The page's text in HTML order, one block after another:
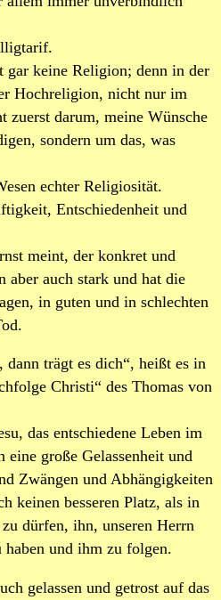
gar keine Religion; denn in der
Hochreligion, nicht nur im
zuerst darum, meine Wünsche
sondern um das, was
echter Religiosität.
Entschiedenheit und
meint, der konkret und
auch stark und hat die
in guten und in schlechten
dann trägt es dich“, heißt es in
Christi“ des Thomas von
das entschiedene Leben im
eine große Gelassenheit und
Zwängen und Abhängigkeiten
keinen besseren Platz, als in
dürfen, ihn, unseren Herrn
und ihm zu folgen.
gelassen und getrost auf das